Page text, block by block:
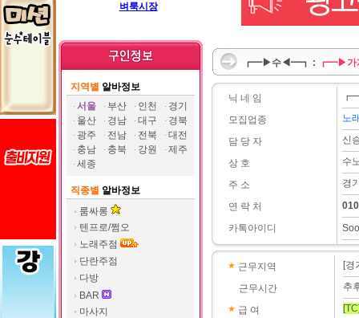
벼룩시장
지역별 알바정보
서울
부산 인천
경기
울산
경남 대구
경북
광주
전남 전북
대전
충남
충북 강원
제주
세종
직종별 알바정보
룸싸롱
텐프로/쩜오
노래주점
단란주점
다방
BAR
마사지
┏━▶수◀━┓ : ┏━▶가
닉 네 임
모집업종
담 당 자
상 호
주 소
연 락 처
카톡아이디
노
신
수
경
근무지역
근무시간
급 여
[경
추